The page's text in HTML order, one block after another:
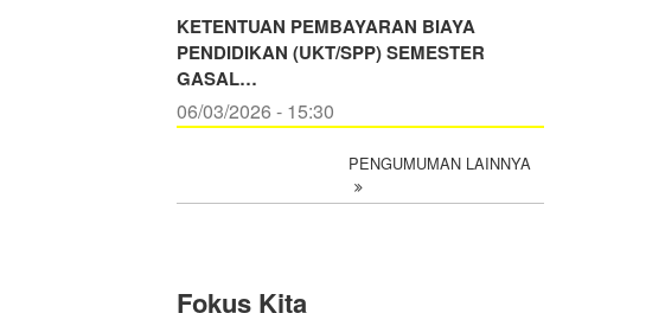
KETENTUAN PEMBAYARAN BIAYA
PENDIDIKAN (UKT/SPP) SEMESTER
GASAL…
06/03/2026 - 15:30
PENGUMUMAN LAINNYA
Fokus Kita